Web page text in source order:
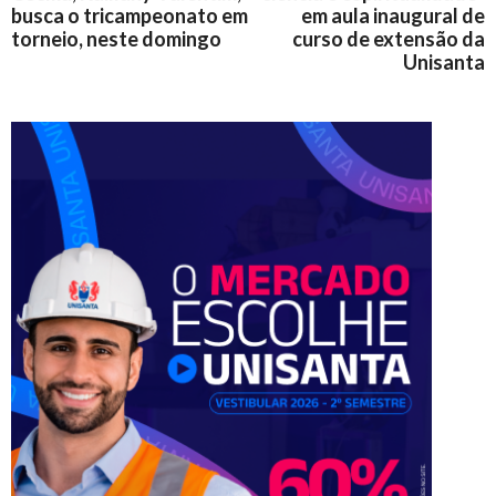
busca o tricampeonato em
torneio, neste domingo
em aula inaugural de
curso de extensão da
Unisanta